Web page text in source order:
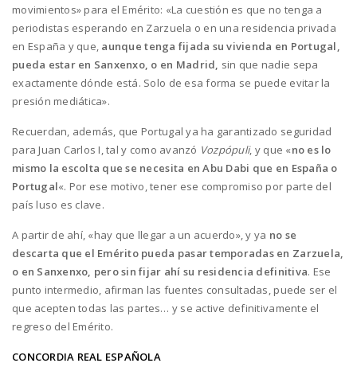
movimientos» para el Emérito: «La cuestión es que no tenga a
periodistas esperando en Zarzuela o en una residencia privada
en España y que, aunque tenga fijada su vivienda en Portugal,
pueda estar en Sanxenxo, o en Madrid, sin que nadie sepa
exactamente dónde está. Solo de esa forma se puede evitar la
presión mediática».
Recuerdan, además, que Portugal ya ha garantizado seguridad
para Juan Carlos I, tal y como avanzó Vozpópuli, y que «no es lo
mismo la escolta que se necesita en Abu Dabi que en España o
Portugal«. Por ese motivo, tener ese compromiso por parte del
país luso es clave.
A partir de ahí, «hay que llegar a un acuerdo», y ya no se
descarta que el Emérito pueda pasar temporadas en Zarzuela,
o en Sanxenxo, pero sin fijar ahí su residencia definitiva. Ese
punto intermedio, afirman las fuentes consultadas, puede ser el
que acepten todas las partes… y se active definitivamente el
regreso del Emérito.
CONCORDIA REAL ESPAÑOLA